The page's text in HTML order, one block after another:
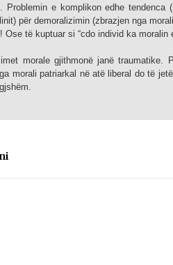
Problemin e komplikon edhe
për demoralizimin (zbrazjen nga
Ose të kuptuar si “cdo individ ka moralin
morale gjithmonë janë traumatike.
morali patriarkal në atë liberal do të